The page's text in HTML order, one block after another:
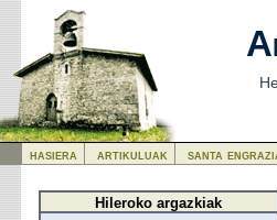
Hileroko argazkiak
hasiera artikuluak santa